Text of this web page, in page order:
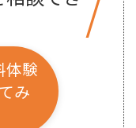
/
体験
み